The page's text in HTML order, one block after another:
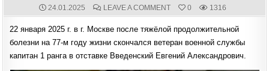
PUBLISHED
DATE:
24.01.2025 COMMENTS:
LEAVE A COMMENTON
СВЕТЛОЙ
ЕВГЕНИЯ
АЛЕКСАНДРОВИЧА
ВВЕДЕНСКОГО
0 1316
22 января 2025 г. в г. Москве после тяжёлой продолжительной
болезни на 77-м году жизни скончался ветеран военной службы
капитан 1 ранга в отставке Введенский Евгений Александрович.